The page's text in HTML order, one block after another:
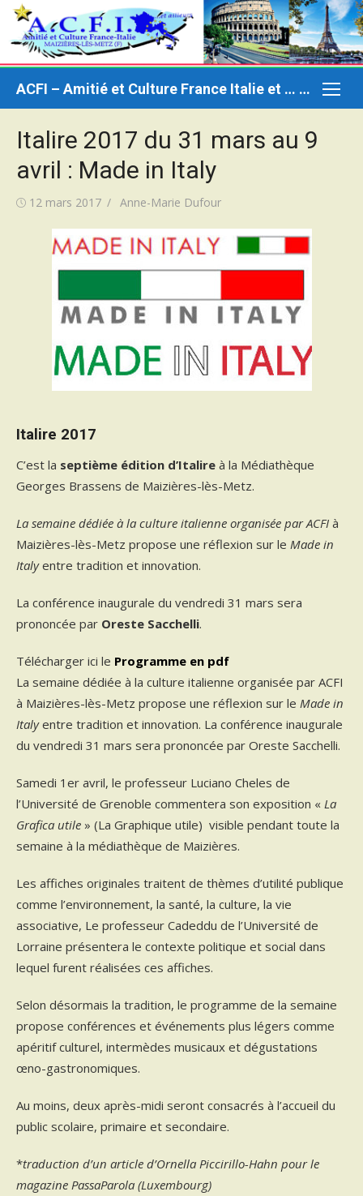
Aller
contenu
ACFI – Amitié et Culture France Italie et … ailleurs
Italire 2017 du 31 mars au 9
avril : Made in Italy
Publié12 mars 2017 Auteur/autrice
Anne-Marie Dufour
Italire 2017
C’est la septième édition d’Italire à la Médiathèque
Georges Brassens de Maizières-lès-Metz.
La semaine dédiée à la culture italienne organisée par ACFI à
Maizières-lès-Metz propose une réflexion sur le Made in
Italyentre tradition et innovation.
La conférence inaugurale du vendredi 31 mars sera
prononcée par Oreste Sacchelli.
Télécharger ici le Programme en pdf
La semaine dédiée à la culture italienne organisée par ACFI
à Maizières-lès-Metz propose une réflexion sur le Made in
Italyentre tradition et innovation. La conférence inaugurale
du vendredi 31 mars sera prononcée par Oreste Sacchelli.
Samedi 1er avril, le professeur Luciano Cheles de
l’Université de Grenoble commentera son exposition « La
Grafica utile » (La Graphique utile) visible pendant toute la
semaine à la médiathèque de Maizières.
Les affiches originales traitent de thèmes d’utilité publique
comme l’environnement, la santé, la culture, la vie
associative, Le professeur Cadeddu de l’Université de
Lorraine présentera le contexte politique et social dans
lequel furent réalisées ces affiches.
Selon désormais la tradition, le programme de la semaine
propose conférences et événements plus légers comme
apéritif culturel, intermèdes musicaux et dégustations
œno-gastronomiques.
Au moins, deux après-midi seront consacrés à l’accueil du
public scolaire, primaire et secondaire.
*traduction d’un article d’Ornella Piccirillo-Hahn pour le
magazine PassaParola (Luxembourg)